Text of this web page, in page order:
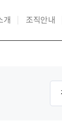
개 조직안내
검
항